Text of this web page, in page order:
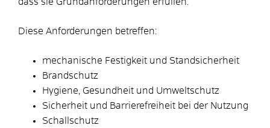
Diese Anforderungen betreffen:
mechanische Festigkeit und Standsicherheit
Brandschutz
Hygiene, Gesundheit und Umweltschutz
Sicherheit und Barrierefreiheit bei der Nutzung
Schallschutz